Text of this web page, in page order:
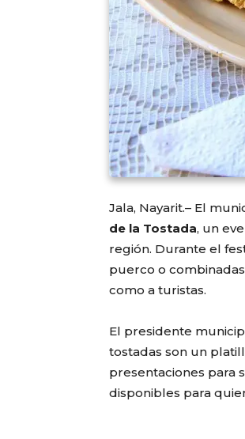
Jala, Nayarit.– El
de la Tostada, un
región. Durante el
puerco o
como a turistas.
El presidente
tostadas son un
presentaciones para
disponibles para